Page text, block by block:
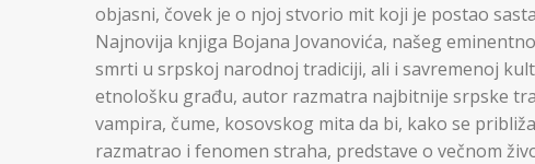
objasni, čovek je o njoj stvorio mit koji je postao
Najnovija knjiga Bojana Jovanovića, našeg
smrti u srpskoj narodnoj tradiciji, ali i savremenoj
etnološku građu, autor razmatra najbitnije srpske
vampira, čume, kosovskog mita da bi, kako se
razmatrao i fenomen straha, predstave o večnom